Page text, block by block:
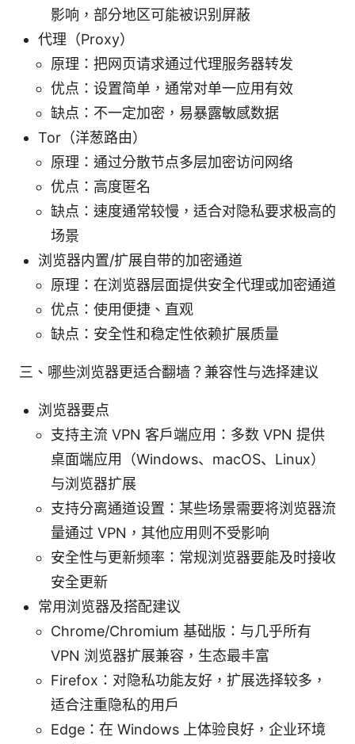
影响，部分地区可能被识别屏蔽
代理（Proxy）
原理：把网页请求通过代理服务器转发
优点：设置简单，通常对单一应用有效
缺点：不一定加密，易暴露敏感数据
Tor（洋葱路由）
原理：通过分散节点多层加密访问网络
优点：高度匿名
缺点：速度通常较慢，适合对隐私要求极高的
场景
浏览器内置/扩展自带的加密通道
原理：在浏览器层面提供安全代理或加密通道
优点：使用便捷、直观
缺点：安全性和稳定性依赖扩展质量
三、哪些浏览器更适合翻墙？兼容性与选择建议
浏览器要点
支持主流 VPN 客户端应用：多数 VPN 提供
桌面端应用（Windows、macOS、Linux）
与浏览器扩展
支持分离通道设置：某些场景需要将浏览器流
量通过 VPN，其他应用则不受影响
安全性与更新频率：常规浏览器要能及时接收
安全更新
常用浏览器及搭配建议
Chrome/Chromium 基础版：与几乎所有
VPN 浏览器扩展兼容，生态最丰富
Firefox：对隐私功能友好，扩展选择较多，
适合注重隐私的用户
Edge：在 Windows 上体验良好，企业环境